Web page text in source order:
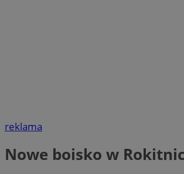
reklama
Nowe boisko w